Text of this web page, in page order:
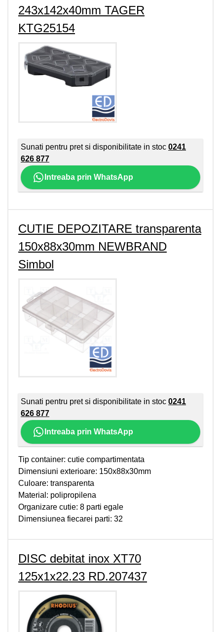
243x142x40mm TAGER
KTG25154
Sunati pentru pret si disponibilitate in stoc 0241
626 877
Intreaba prin WhatsApp
CUTIE DEPOZITARE transparenta
150x88x30mm NEWBRAND
Simbol
Sunati pentru pret si disponibilitate in stoc 0241
626 877
Intreaba prin WhatsApp
Tip container: cutie compartimentata
Dimensiuni exterioare: 150x88x30mm
Culoare: transparenta
Material: polipropilena
Organizare cutie: 8 parti egale
Dimensiunea fiecarei parti: 32
DISC debitat inox XT70
125x1x22.23 RD.207437